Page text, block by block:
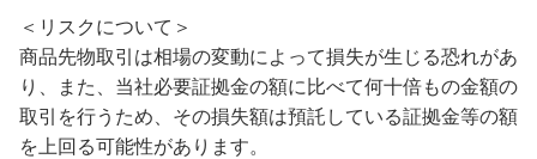
＜リスクについて＞
商品先物取引は相場の変動によって損失が生じる恐れがあ
り、また、当社必要証拠金の額に比べて何十倍もの金額の
取引を行うため、その損失額は預託している証拠金等の額
を上回る可能性があります。